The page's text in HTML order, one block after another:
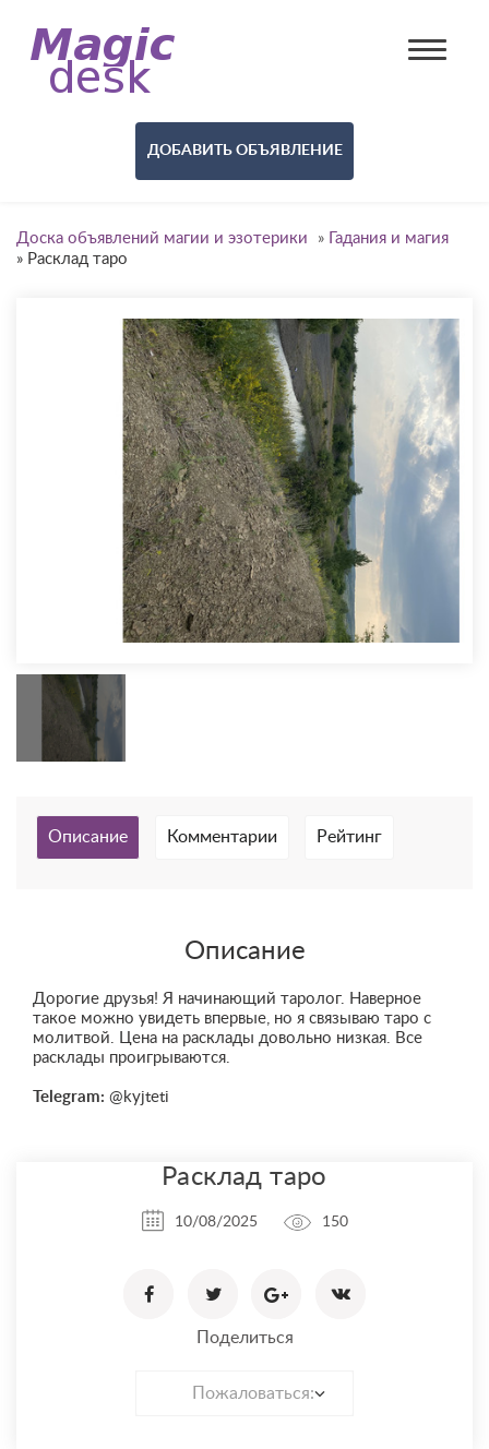
ДОБАВИТЬ ОБЪЯВЛЕНИЕ
Доска объявлений магии и эзотерики »
Гадания и магия
» Расклад таро
Описание Комментарии Рейтинг
Описание
Дорогие друзья! Я начинающий таролог. Наверное
такое можно увидеть впервые, но я связываю таро с
молитвой. Цена на расклады довольно низкая. Все
расклады проигрываются.
Telegram: @kyjteti
Расклад таро
10/08/2025 150
Поделиться
Пожаловаться: